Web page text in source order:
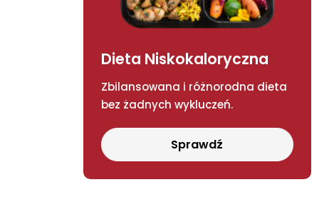
Dieta Niskokaloryczna
Zbilansowana i różnorodna dieta
bez żadnych wykluczeń.
Sprawdź